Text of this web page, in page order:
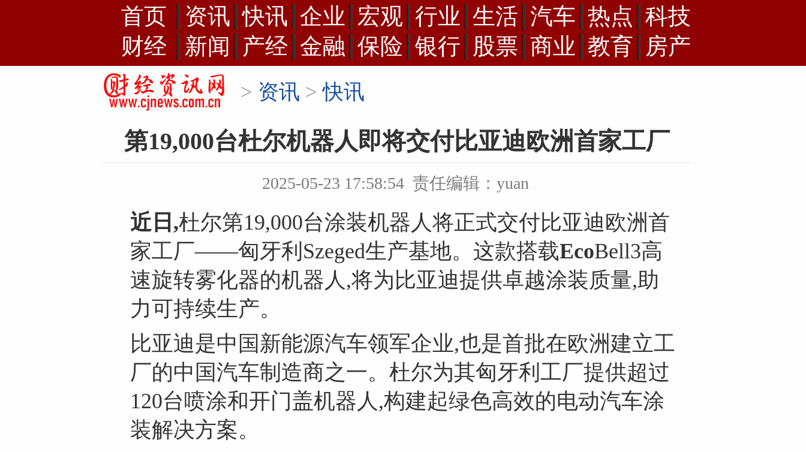
首页 资讯 快讯 企业 宏观 行业 生活 汽车 热点 科技
财经
新闻 产经 金融 保险 银行 股票 商业 教育 房产
> 资讯 >快讯
第19,000台杜尔机器人即将交付比亚迪欧洲首家工厂
2025-05-23 17:58:54 责任编辑：yuan
近日,杜尔第19,000台涂装机器人将正式交付比亚迪欧洲首
家工厂——匈牙利Szeged生产基地。这款搭载EcoBell3高
速旋转雾化器的机器人,将为比亚迪提供卓越涂装质量,助
力可持续生产。
比亚迪是中国新能源汽车领军企业,也是首批在欧洲建立工
厂的中国汽车制造商之一。杜尔为其匈牙利工厂提供超过
120台喷涂和开门盖机器人,构建起绿色高效的电动汽车涂
装解决方案。